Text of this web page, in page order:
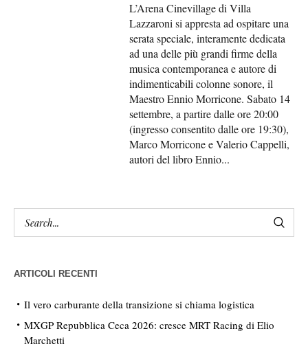
L’Arena Cinevillage di Villa
Lazzaroni si appresta ad ospitare una
serata speciale, interamente dedicata
ad una delle più grandi firme della
musica contemporanea e autore di
indimenticabili colonne sonore, il
Maestro Ennio Morricone. Sabato 14
settembre, a partire dalle ore 20:00
(ingresso consentito dalle ore 19:30),
Marco Morricone e Valerio Cappelli,
autori del libro Ennio...
ARTICOLI RECENTI
Il vero carburante della transizione si chiama logistica
MXGP Repubblica Ceca 2026: cresce MRT Racing di Elio
Marchetti